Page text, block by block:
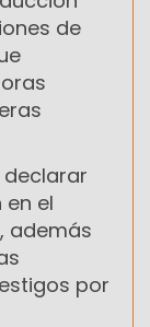
de
el
además
por